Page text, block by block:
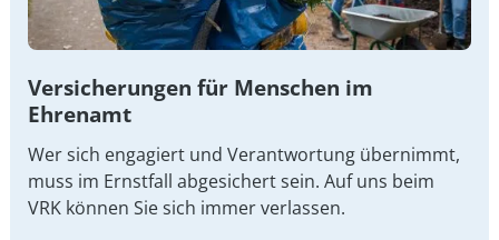
Versicherungen für Menschen im
Ehrenamt
Wer sich engagiert und Verantwortung übernimmt,
muss im Ernstfall abgesichert sein. Auf uns beim
VRK können Sie sich immer verlassen.